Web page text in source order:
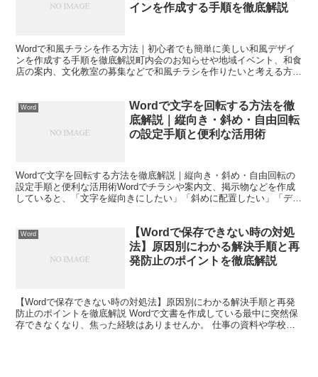
インを作成する手順を徹底解説
Wordで和風チラシを作る方法｜初心者でも簡単に美しい和風デザイ
ンを作成する手順を徹底解説町内会のお知らせや地域イベント、和食
店の案内、文化教室の募集などで和風チラシを作りたいと考える方は
Word
Wordで文字を回転する方法を徹
底解説｜縦向き・斜め・自由回転
の設定手順と便利な活用術
Wordで文字を回転する方法を徹底解説｜縦向き・斜め・自由回転の
設定手順と便利な活用術Wordでチラシや案内文、掲示物などを作成
していると、「文字を縦向きにしたい」「斜めに配置したい」「デザ
Word
【Wordで保存できない時の対処
法】原因別にわかる解決手順と再
発防止のポイントを徹底解説
【Wordで保存できない時の対処法】原因別にわかる解決手順と再発
防止のポイントを徹底解説 Wordで文書を作成している最中に突然保
存できなくなり、焦った経験はありませんか。 仕事の資料や学校の